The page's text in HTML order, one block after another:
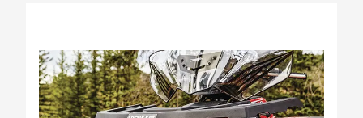
2012 TRV 1000 GT EFT IPM Print green metallic
update
2012 US mod. 700 TRV GT